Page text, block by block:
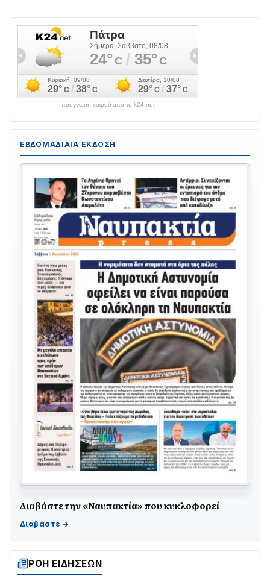
πρόγνωση καιρού από το k24.net
Διαβάστε την «Ναυπακτία» που κυκλοφορεί
ΡΟΗ ΕΙΔΗΣΕΩΝ
ΤΟ ΠΑΡΤΥ ΣΥΝΕΧΙΖΕΤΑΙ…
05/08 • 08:41
04/08 • 19:47